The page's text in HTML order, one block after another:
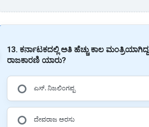
13. ಕರ್ನಾಟಕದಲ್ಲಿ ಅತಿ ಹೆಚ್ಚು ಕಾಲ ಮಂತ್ರಿಯಾಗಿದ್ದ
ರಾಜಕಾರಣಿ ಯಾರು?
ಎಸ್. ನಿಜಲಿಂಗಪ್ಪ
ದೇವರಾಜ ಅರಸು